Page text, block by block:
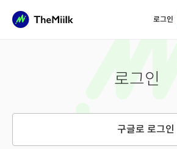
로그인
로그인
구글로 로그인